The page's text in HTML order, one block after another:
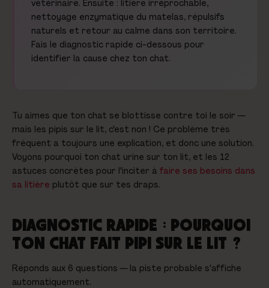
vétérinaire. Ensuite : litière irréprochable,
nettoyage enzymatique du matelas, répulsifs
naturels et retour au calme dans son territoire.
Fais le diagnostic rapide ci-dessous pour
identifier la cause chez ton chat.
Tu aimes que ton chat se blottisse contre toi le soir —
mais les pipis sur le lit, c'est non ! Ce problème très
fréquent a toujours une explication, et donc une solution.
Voyons pourquoi ton chat urine sur ton lit, et les 12
astuces concrètes pour l'inciter à faire ses besoins dans
sa litière plutôt que sur tes draps.
DIAGNOSTIC RAPIDE : POURQUOI
TON CHAT FAIT PIPI SUR LE LIT ?
Réponds aux 6 questions — la piste probable s'affiche
automatiquement.